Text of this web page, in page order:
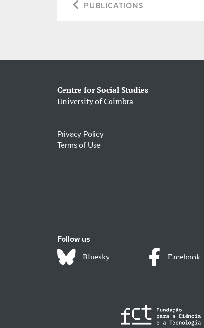
PUBLICATIONS
Centre for Social Studies
University of Coimbra
Privacy Policy
Terms of Use
Follow us
Bluesky Facebook